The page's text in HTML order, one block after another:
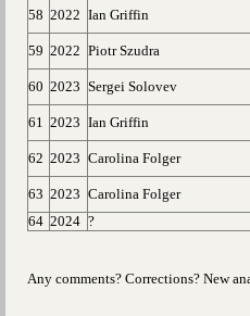
58 2022 Ian Griffin
59 2022 Piotr Szudra
60 2023 Sergei Solovev
61 2023 Ian Griffin
62 2023 Carolina Folger
63 2023 Carolina Folger
64 2024 ?
Any comments? Corrections? New